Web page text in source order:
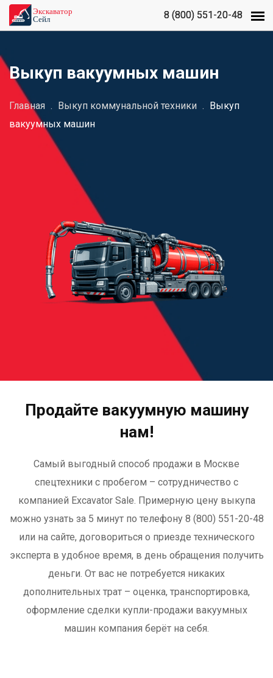
8 (800) 551-20-48
8 (800) 551-20-48
Выкуп вакуумных машин
Главная . Выкуп коммунальной техники . Выкуп
вакуумных машин
Продайте вакуумную машину
нам!
Самый выгодный способ продажи в Москве
спецтехники с пробегом – сотрудничество с
компанией Excavator Sale. Примерную цену выкупа
можно узнать за 5 минут по телефону 8 (800) 551-20-48
или на сайте, договориться о приезде технического
эксперта в удобное время, в день обращения получить
деньги. От вас не потребуется никаких
дополнительных трат – оценка, транспортировка,
оформление сделки купли-продажи вакуумных
машин компания берёт на себя.